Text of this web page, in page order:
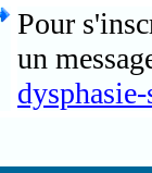
Pour
un